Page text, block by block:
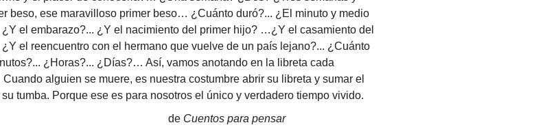
ese maravilloso primer beso… ¿Cuánto duró?... ¿El minuto y medio
el embarazo?... ¿Y el nacimiento del primer hijo? …¿Y el casamiento del
el reencuentro con el hermano que vuelve de un país lejano?... ¿Cuánto
¿Horas?... ¿Días?… Así, vamos anotando en la libreta cada
alguien se muere, es nuestra costumbre abrir su libreta y sumar el
tumba. Porque ese es para nosotros el único y verdadero tiempo vivido.
Cuentos para pensar